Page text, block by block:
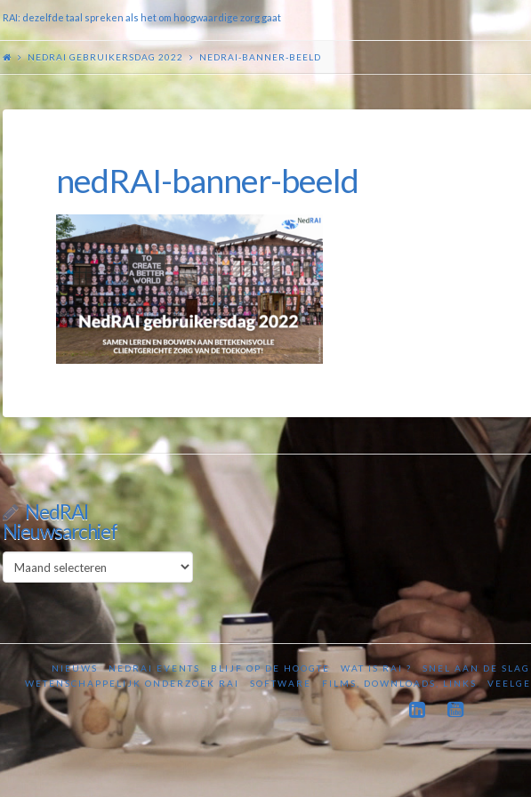
RAI: dezelfde taal spreken als het om hoogwaardige zorg gaat
NEDRAI GEBRUIKERSDAG 2022 NEDRAI-BANNER-BEELD
nedRAI-banner-beeld
NedRAI
Nieuwsarchief
NedRAI
Nieuwsarchief
NIEUWS NEDRAI EVENTS BLIJF OP DE HOOGTE WAT IS RAI ? SNEL AAN DE SLAG
WETENSCHAPPELIJK ONDERZOEK RAI
SOFTWARE FILMS, DOWNLOADS, LINKS